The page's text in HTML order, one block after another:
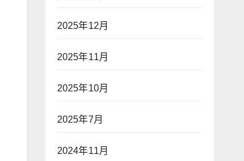
2025年12月
2025年11月
2025年10月
2025年7月
2024年11月